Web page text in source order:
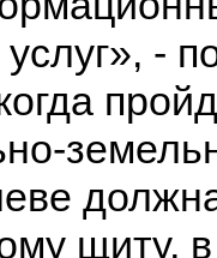
-
щиту, в